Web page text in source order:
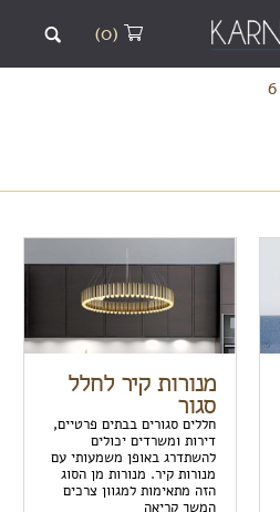
(0)
מנורות קיר לחלל
סגור
חללים סגורים בבתים פרטיים,
דירות ומשרדים יכולים
להשתדרג באופן משמעותי עם
מנורות קיר. מנורות מן הסוג
הזה מתאימות למגוון צרכים
המשך קריאה